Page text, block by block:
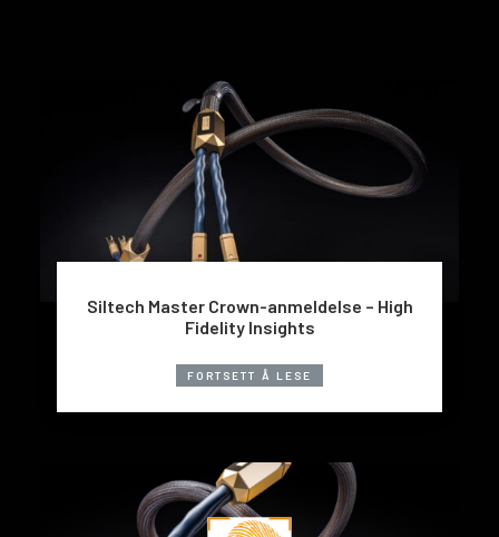
Siltech Master Crown-anmeldelse – High
Fidelity Insights
FORTSETT Å LESE